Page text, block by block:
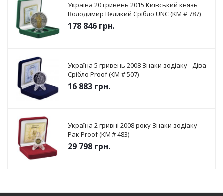
Україна 20 гривень 2015 Київський князь
Володимир Великий Срібло UNC (KM # 787)
178 846 грн.
Україна 5 гривень 2008 Знаки зодіаку - Діва
Срібло Proof (KM # 507)
16 883 грн.
Україна 2 гривні 2008 року Знаки зодіаку -
Рак Proof (KM # 483)
29 798 грн.